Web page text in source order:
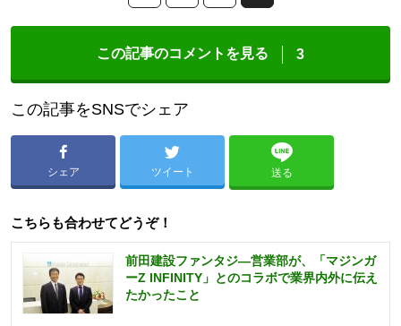
この記事のコメントを見る 3
この記事をSNSでシェア
シェア ツイート 送る
こちらも合わせてどうぞ！
前田建設ファンタジ—営業部が、「マジンガ
ーZ INFINITY」とのコラボで業界内外に伝え
たかったこと